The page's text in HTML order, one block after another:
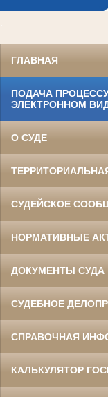
ГЛАВНАЯ
ПОДАЧА
ЭЛЕКТРОННОМ
О СУДЕ
СУДЕЙСКОЕ
НОРМАТИВНЫЕ
ДОКУМЕНТЫ СУДА
СУДЕБНОЕ
СПРАВОЧНАЯ
КАЛЬКУЛЯТОР